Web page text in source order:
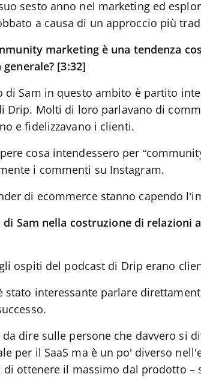
sesto anno nel marketing ed
a causa di un approccio più
marketing è una tendenza
[3:32]
di Sam in questo ambito è partito
Drip. Molti di loro parlavano di
e fidelizzavano i clienti.
cosa intendessero per
i commenti su Instagram.
di ecommerce stanno capendo
di Sam nella costruzione di
ospiti del podcast di Drip erano
stato interessante parlare
da dire sulle persone che davvero si
per il SaaS ma è un po’ diverso
di ottenere il massimo dal prodotto